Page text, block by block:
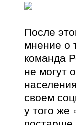
После
мнение о
команда
не могут
своем
у того же